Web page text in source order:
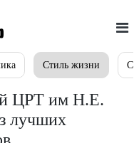
Стиль жизни
ЦРТ им Н.Е.
лучших